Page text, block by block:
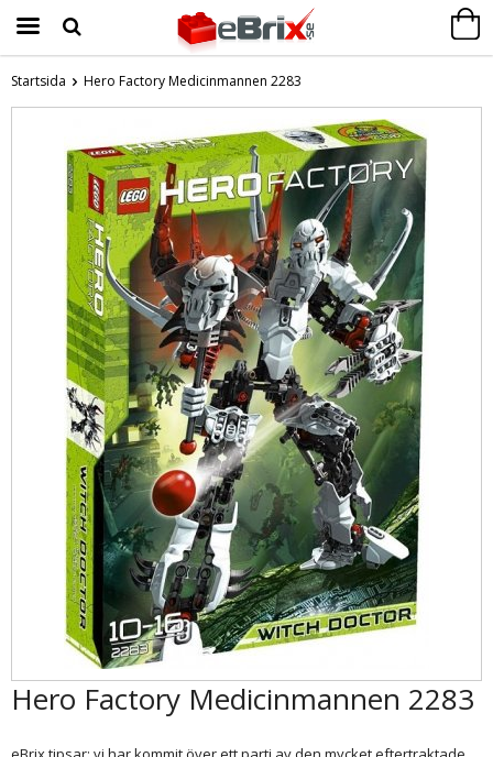
Startsida Hero Factory Medicinmannen 2283
Hero Factory Medicinmannen 2283